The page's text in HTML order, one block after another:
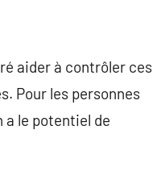
aider à contrôler ces
Pour les personnes
a le potentiel de